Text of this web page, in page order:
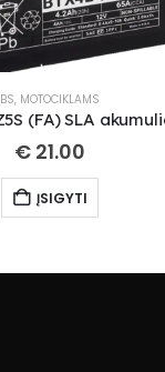
BS, MOTOCIKLAMS
€21.00
ĮSIGYTI